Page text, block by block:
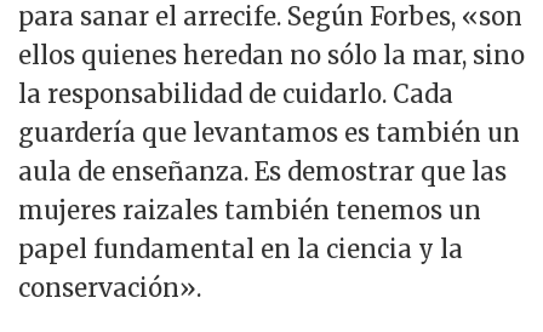
para sanar el arrecife. Según Forbes, «son
ellos quienes heredan no sólo la mar, sino
la responsabilidad de cuidarlo. Cada
guardería que levantamos es también un
aula de enseñanza. Es demostrar que las
mujeres raizales también tenemos un
papel fundamental en la ciencia y la
conservación».